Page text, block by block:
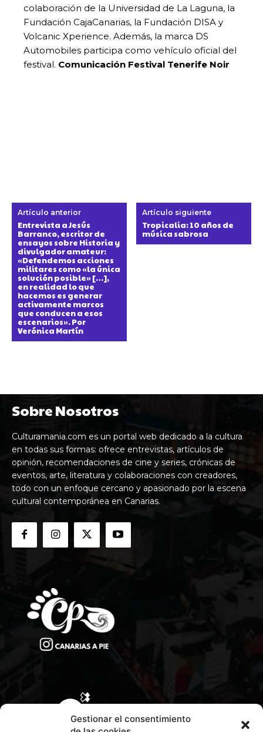
Gestionar el consentimiento
colaboración de la Universidad de La Laguna, la
Fundación CajaCanarias, la Fundación DISA y
Volcanic Xperience. Además, la marca DS
Automobiles participa como vehículo oficial del
festival. Comunicación Festival Tenerife Noir
Artículo anterior
Entrevista a Jesús
Barranco, escritor de
ensayos sobre Historia y
divulgador amateur:
«Defendemos acciones
militares como «la única
solución posible» […],
en realidad lo que
hacemos es generar
activamente marcos
que conducen a esos
escenarios». Por
Verónica Martín
Artículo siguiente
Tropicalia: 10 años de
música sabrosa
Sobre Nosotros
Culturamania.com es un portal web dedicado a la cultura
en todas sus formas: ofrece entrevistas, artículos de
opinión, recomendaciones de cine y series, crónicas de
eventos, arte, literatura y colaboraciones con creadores,
todo con un enfoque cercano y apasionado por la escena
cultural contemporánea en Canarias.